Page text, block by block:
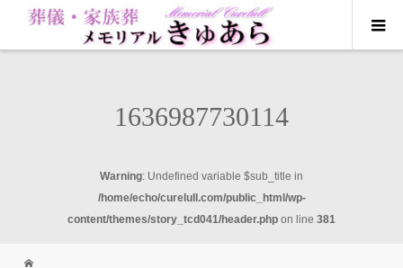
1636987730114
Warning: Undefined variable $sub_title in
/home/echo/curelull.com/public_html/wp-
content/themes/story_tcd041/header.php on line 381